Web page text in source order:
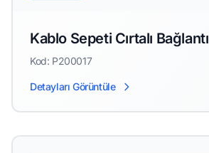
Kablo Sepeti Cırtalı Bağlantı
Kod: P200017
Detayları Görüntüle